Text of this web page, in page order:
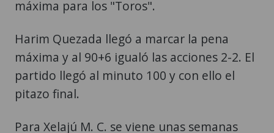
máxima para los "Toros".
Harim Quezada llegó a marcar la pena
máxima y al 90+6 igualó las acciones 2-2. El
partido llegó al minuto 100 y con ello el
pitazo final.
Para Xelajú M. C. se viene unas semanas